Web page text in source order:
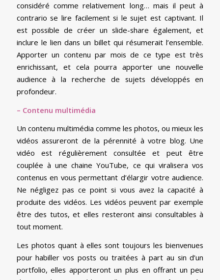
considéré comme relativement long… mais il peut à
contrario se lire facilement si le sujet est captivant. Il
est possible de créer un slide-share également, et
inclure le lien dans un billet qui résumerait l’ensemble.
Apporter un contenu par mois de ce type est très
enrichissant, et cela pourra apporter une nouvelle
audience à la recherche de sujets développés en
profondeur.
– Contenu multimédia
Un contenu multimédia comme les photos, ou mieux les
vidéos assureront de la pérennité à votre blog. Une
vidéo est régulièrement consultée et peut être
couplée à une chaine YouTube, ce qui viralisera vos
contenus en vous permettant d’élargir votre audience.
Ne négligez pas ce point si vous avez la capacité à
produite des vidéos. Les vidéos peuvent par exemple
être des tutos, et elles resteront ainsi consultables à
tout moment.
Les photos quant à elles sont toujours les bienvenues
pour habiller vos posts ou traitées à part au sin d’un
portfolio, elles apporteront un plus en offrant un peu